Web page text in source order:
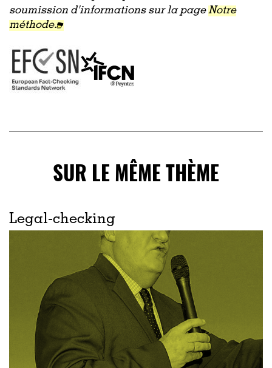
soumission d'informations sur la pageNotre
méthode.
SUR LE MÊME THÈME
Legal-checking